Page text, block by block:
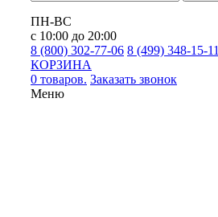
ПН-ВС
с 10:00 до 20:00
8 (800) 302-77-06 8 (499) 348-15-11
КОРЗИНА
0 товаров. Заказать звонок
Меню